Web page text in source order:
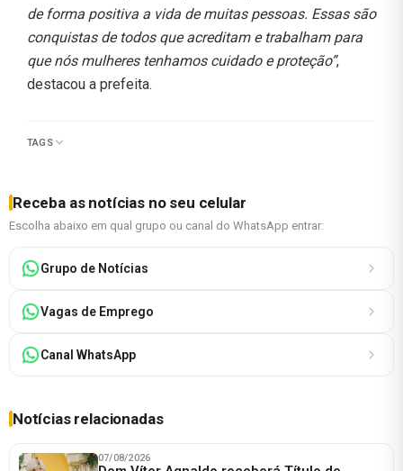
de forma positiva a vida de muitas pessoas. Essas são
conquistas de todos que acreditam e trabalham para
que nós mulheres tenhamos cuidado e proteção”,
destacou a prefeita.
TAGS
Receba as notícias no seu celular
Escolha abaixo em qual grupo ou canal do WhatsApp entrar:
Grupo de Notícias
Vagas de Emprego
Canal WhatsApp
Notícias relacionadas
07/08/2026